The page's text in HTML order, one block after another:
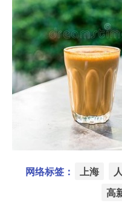
网络标签： 上海
高